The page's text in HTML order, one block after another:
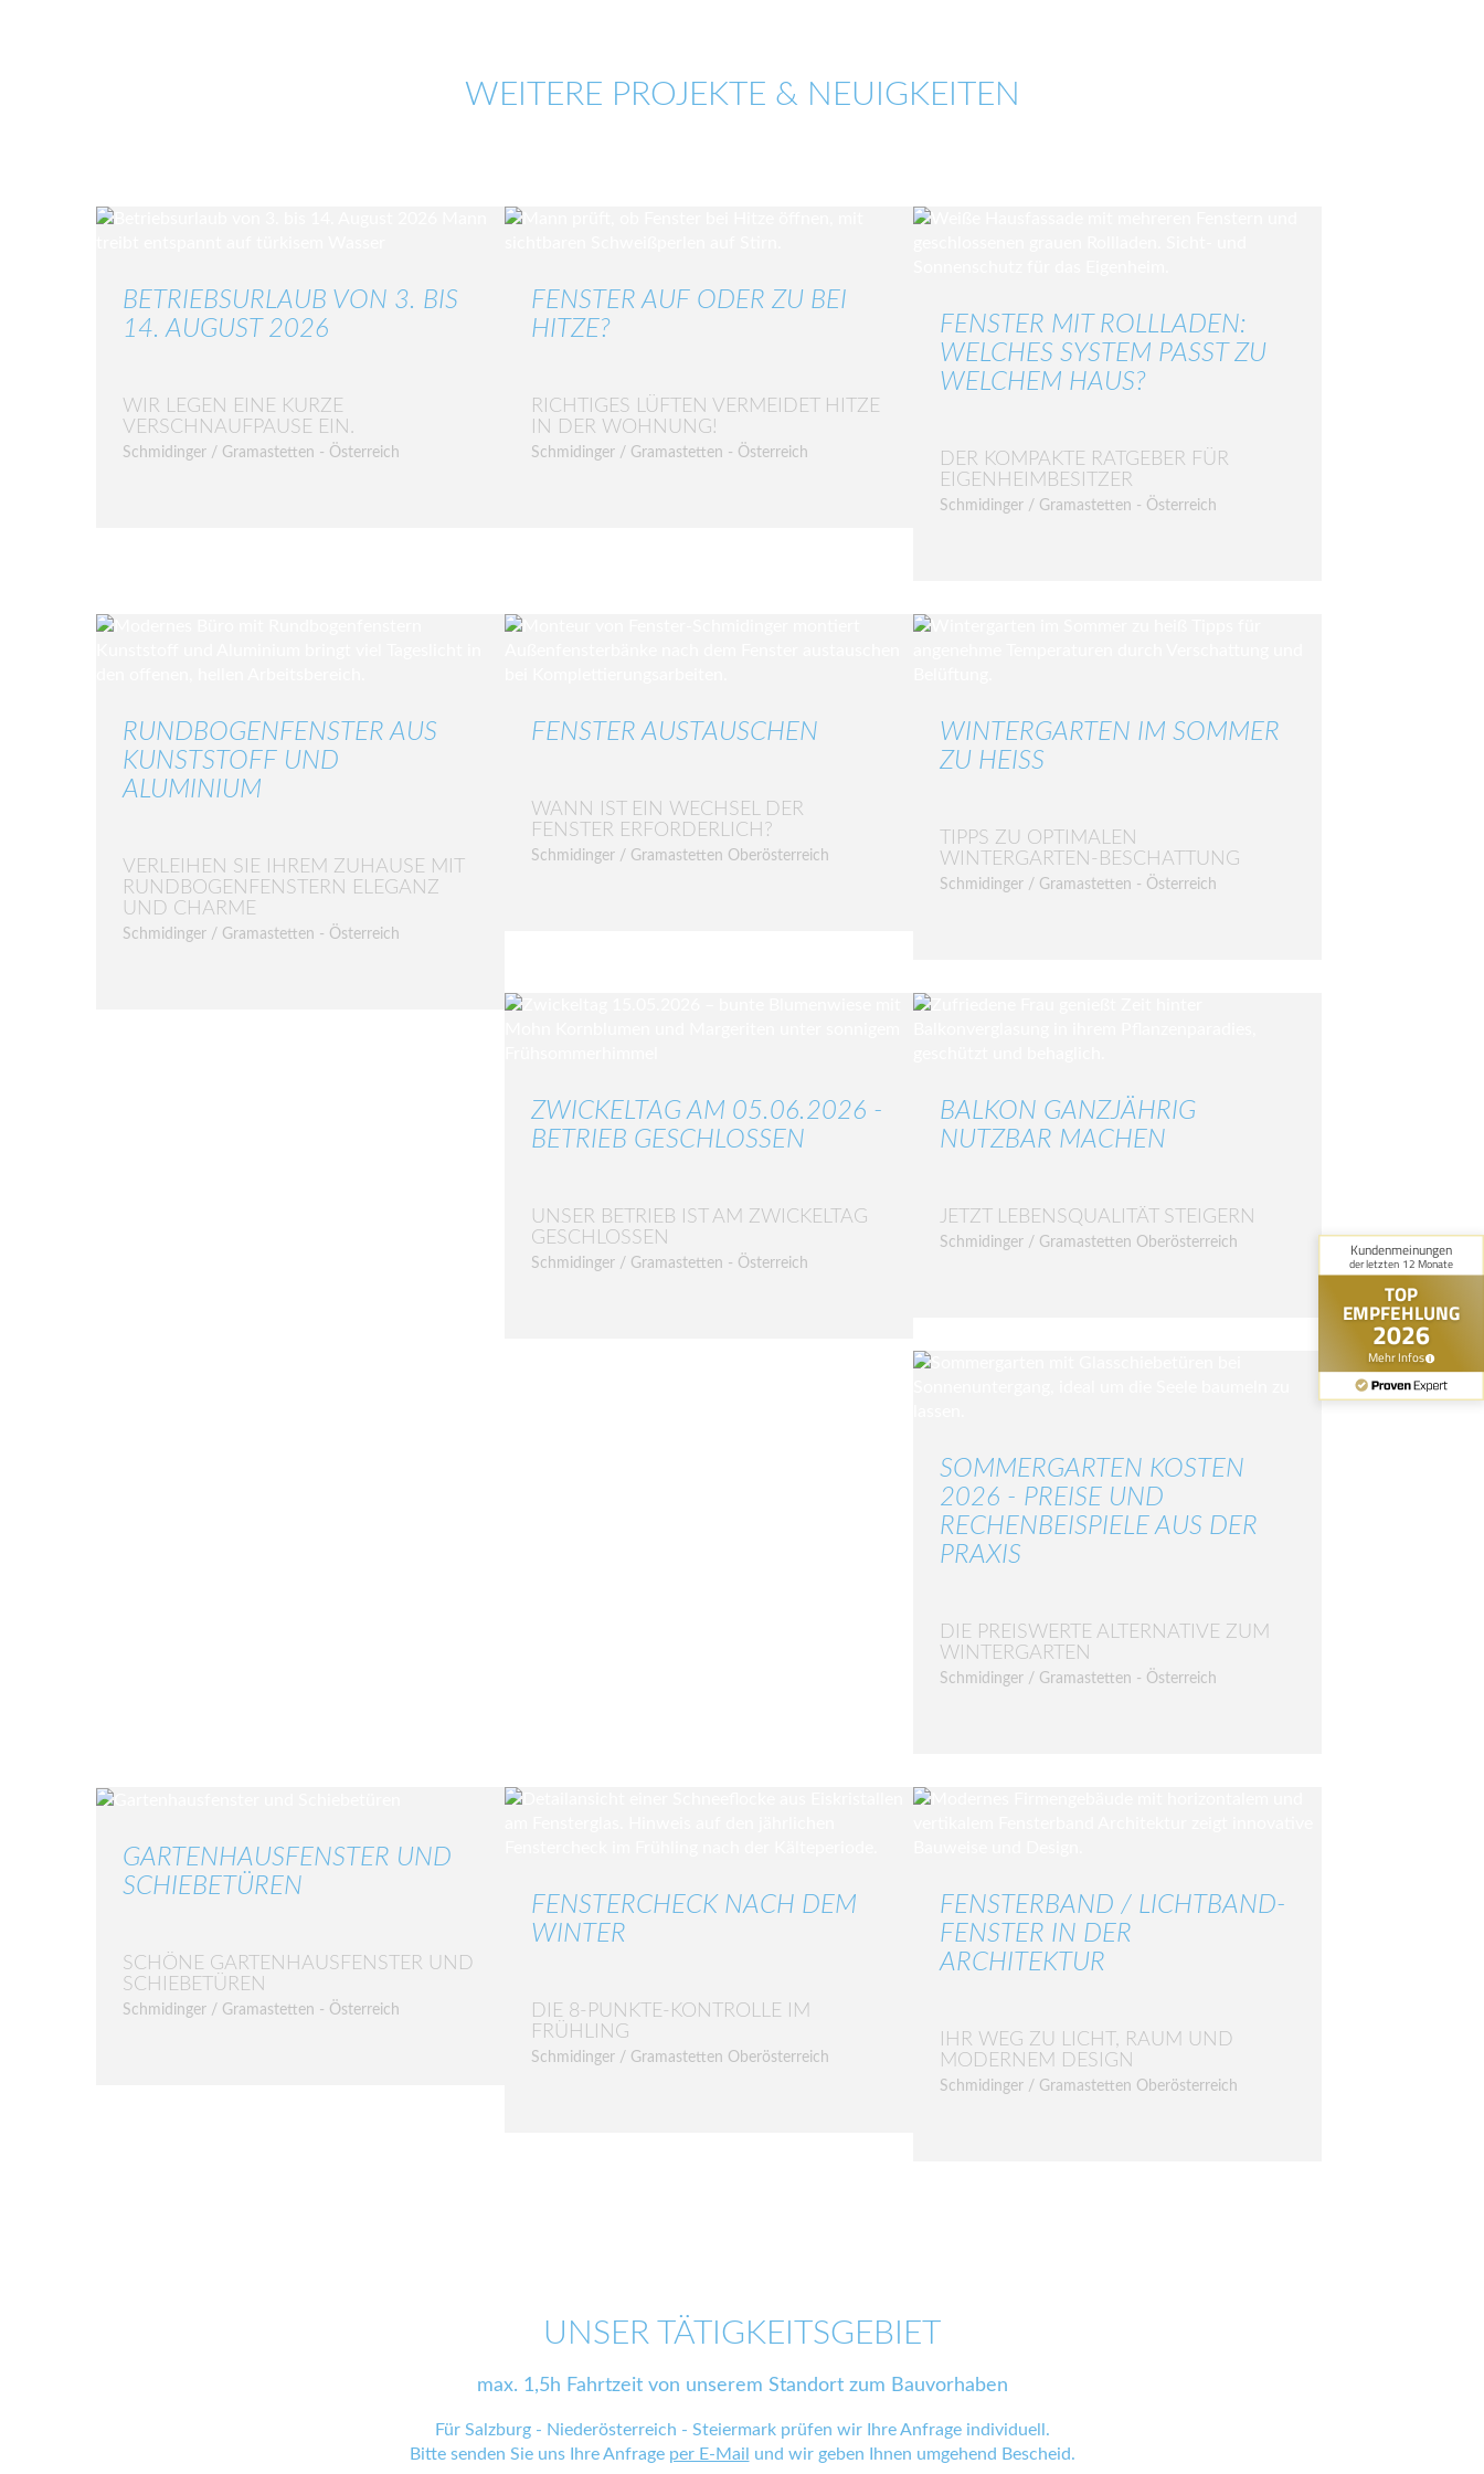
WEITERE PROJEKTE & NEUIGKEITEN
BETRIEBSURLAUB VON 3. BIS
14. AUGUST 2026
WIR LEGEN EINE KURZE
VERSCHNAUFPAUSE EIN.
Schmidinger / Gramastetten - Österreich
FENSTER AUF ODER ZU BEI
HITZE?
RICHTIGES LÜFTEN VERMEIDET HITZE
IN DER WOHNUNG!
Schmidinger / Gramastetten - Österreich
FENSTER MIT ROLLLADEN:
WELCHES SYSTEM PASST ZU
WELCHEM HAUS?
DER KOMPAKTE RATGEBER FÜR
EIGENHEIMBESITZER
Schmidinger / Gramastetten - Österreich
RUNDBOGENFENSTER AUS
KUNSTSTOFF UND
ALUMINIUM
VERLEIHEN SIE IHREM ZUHAUSE MIT
RUNDBOGENFENSTERN ELEGANZ
UND CHARME
Schmidinger / Gramastetten - Österreich
FENSTER AUSTAUSCHEN
WANN IST EIN WECHSEL DER
FENSTER ERFORDERLICH?
Schmidinger / Gramastetten Oberösterreich
WINTERGARTEN IM SOMMER
ZU HEISS
TIPPS ZU OPTIMALEN
WINTERGARTEN-BESCHATTUNG
Schmidinger / Gramastetten - Österreich
ZWICKELTAG AM 05.06.2026 -
BETRIEB GESCHLOSSEN
UNSER BETRIEB IST AM ZWICKELTAG
GESCHLOSSEN
Schmidinger / Gramastetten - Österreich
BALKON GANZJÄHRIG
NUTZBAR MACHEN
JETZT LEBENSQUALITÄT STEIGERN
Schmidinger / Gramastetten Oberösterreich
SOMMERGARTEN KOSTEN
2026 - PREISE UND
RECHENBEISPIELE AUS DER
PRAXIS
DIE PREISWERTE ALTERNATIVE ZUM
WINTERGARTEN
Schmidinger / Gramastetten - Österreich
GARTENHAUSFENSTER UND
SCHIEBETÜREN
SCHÖNE GARTENHAUSFENSTER UND
SCHIEBETÜREN
Schmidinger / Gramastetten - Österreich
FENSTERCHECK NACH DEM
WINTER
DIE 8-PUNKTE-KONTROLLE IM
FRÜHLING
Schmidinger / Gramastetten Oberösterreich
FENSTERBAND / LICHTBAND-
FENSTER IN DER
ARCHITEKTUR
IHR WEG ZU LICHT, RAUM UND
MODERNEM DESIGN
Schmidinger / Gramastetten Oberösterreich
UNSER TÄTIGKEITSGEBIET
max. 1,5h Fahrtzeit von unserem Standort zum Bauvorhaben
Für Salzburg - Niederösterreich - Steiermark prüfen wir Ihre Anfrage individuell.
Bitte senden Sie uns Ihre Anfrage per E-Mail und wir geben Ihnen umgehend Bescheid.